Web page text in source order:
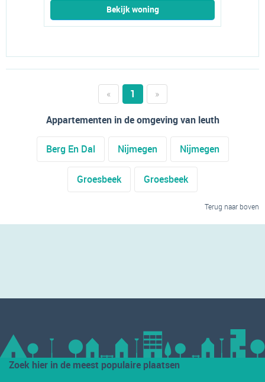
Bekijk woning
« 1
»
Appartementen in de omgeving van leuth
Berg En Dal Nijmegen Nijmegen
Groesbeek Groesbeek
Terug naar boven
Zoek hier in de meest populaire plaatsen